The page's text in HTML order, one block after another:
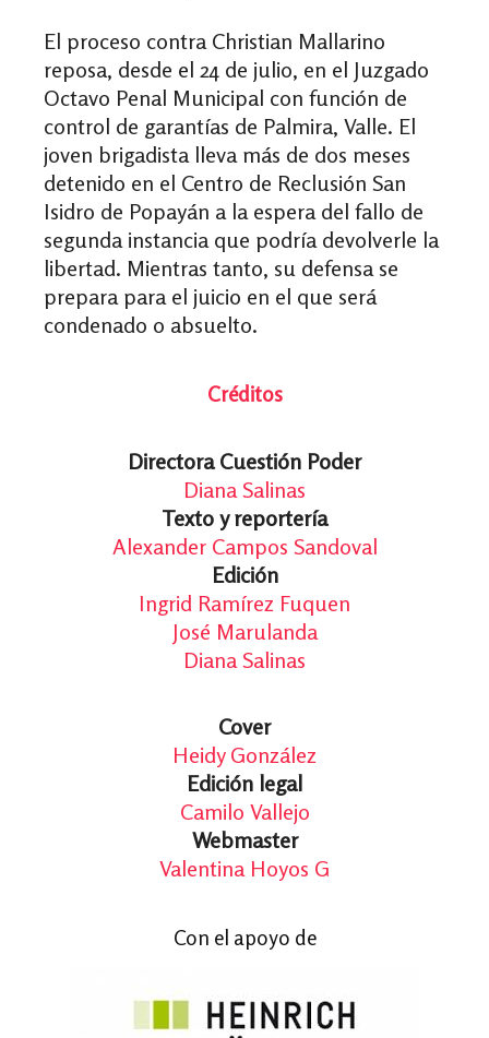
El proceso contra Christian Mallarino
reposa, desde el 24 de julio, en el Juzgado
Octavo Penal Municipal con función de
control de garantías de Palmira, Valle. El
joven brigadista lleva más de dos meses
detenido en el Centro de Reclusión San
Isidro de Popayán a la espera del fallo de
segunda instancia que podría devolverle la
libertad. Mientras tanto, su defensa se
prepara para el juicio en el que será
condenado o absuelto.
Créditos
Directora Cuestión Poder
Diana Salinas
Texto y reportería
Alexander Campos Sandoval
Edición
Ingrid Ramírez Fuquen
José Marulanda
Diana Salinas
Cover
Heidy González
Edición legal
Camilo Vallejo
Webmaster
Valentina Hoyos G
Con el apoyo de